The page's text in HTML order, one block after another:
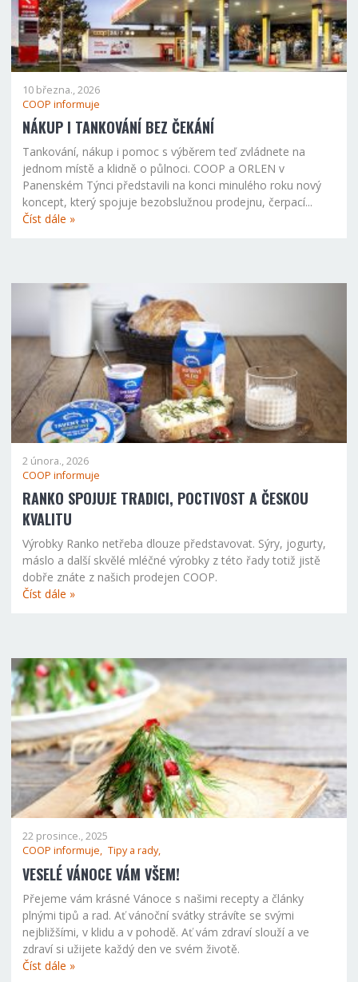
10 března., 2026
COOP informuje
NÁKUP I TANKOVÁNÍ BEZ ČEKÁNÍ
Tankování, nákup i pomoc s výběrem teď zvládnete na
jednom místě a klidně o půlnoci. COOP a ORLEN v
Panenském Týnci představili na konci minulého roku nový
koncept, který spojuje bezobslužnou prodejnu, čerpací...
Číst dále »
2 února., 2026
COOP informuje
RANKO SPOJUJE TRADICI, POCTIVOST A ČESKOU
KVALITU
Výrobky Ranko netřeba dlouze představovat. Sýry, jogurty,
máslo a další skvělé mléčné výrobky z této řady totiž jistě
dobře znáte z našich prodejen COOP.
Číst dále »
22 prosince., 2025
COOP informuje, Tipy a rady,
VESELÉ VÁNOCE VÁM VŠEM!
Přejeme vám krásné Vánoce s našimi recepty a články
plnými tipů a rad. Ať vánoční svátky strávíte se svými
nejbližšími, v klidu a v pohodě. Ať vám zdraví slouží a ve
zdraví si užijete každý den ve svém životě.
Číst dále »